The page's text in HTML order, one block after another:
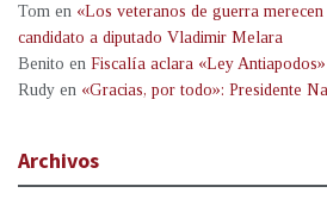
Tom en «Los veteranos de guerra
candidato a diputado Vladimir Melara
Benito en Fiscalía aclara «Ley
Rudy en «Gracias, por todo»: Presidente
Archivos